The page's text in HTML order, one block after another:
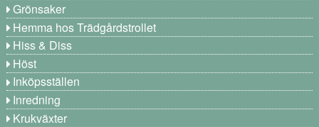
Grönsaker
Hemma hos Trädgårdstrollet
Hiss & Diss
Höst
Inköpsställen
Inredning
Krukväxter